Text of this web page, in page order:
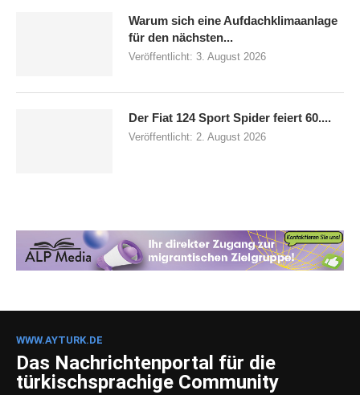
Warum sich eine Aufdachklimaanlage
für den nächsten...
Veröffentlicht: 3. August 2026
Der Fiat 124 Sport Spider feiert 60....
Veröffentlicht: 2. August 2026
WWW.AYTURK.DE
Das Nachrichtenportal für die
türkischsprachige Community